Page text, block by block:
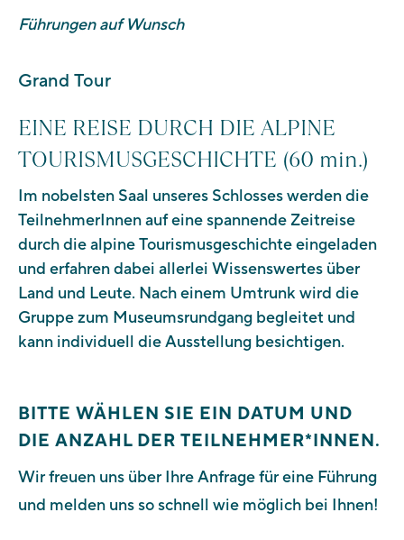
Führungen auf Wunsch
Grand Tour
EINE REISE DURCH DIE ALPINE
TOURISMUSGESCHICHTE (60 min.)
Im nobelsten Saal unseres Schlosses werden die
TeilnehmerInnen auf eine spannende Zeitreise
durch die alpine Tourismusgeschichte eingeladen
und erfahren dabei allerlei Wissenswertes über
Land und Leute. Nach einem Umtrunk wird die
Gruppe zum Museumsrundgang begleitet und
kann individuell die Ausstellung besichtigen.
BITTE WÄHLEN SIE EIN DATUM UND
DIE ANZAHL DER TEILNEHMER*INNEN.
Wir freuen uns über Ihre Anfrage für eine Führung
und melden uns so schnell wie möglich bei Ihnen!